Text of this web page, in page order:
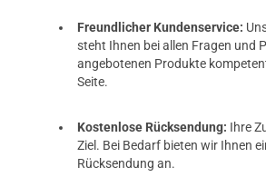
Freundlicher Kundenservice:
steht Ihnen bei allen Fragen und
angebotenen Produkte
Seite.
Kostenlose Rücksendung: Ihre
Ziel. Bei Bedarf bieten wir Ihnen
Rücksendung an.